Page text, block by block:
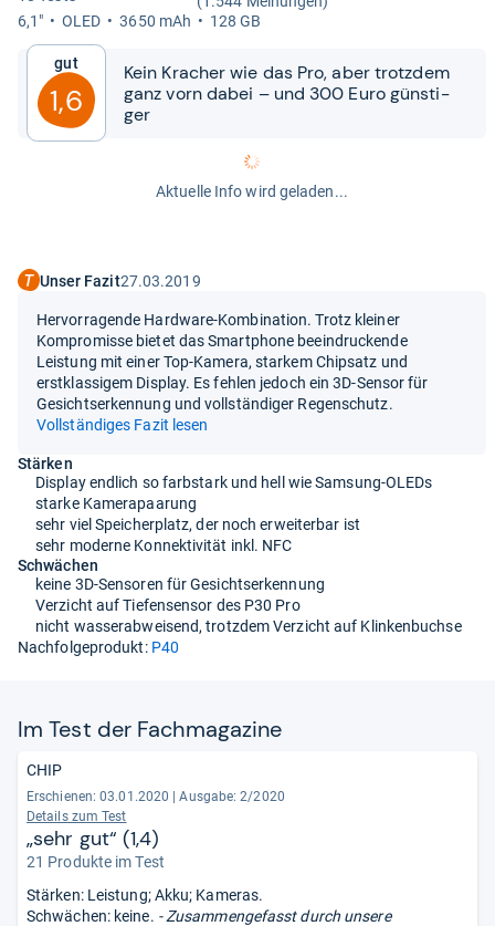
6,1"
OLED 3650 mAh 128 GB
Gut
1,6
Kein Kra­cher wie das Pro, aber trotz­dem
ganz vorn dabei – und 300 Euro güns­ti­
ger
Aktuelle Info wird geladen...
Unser Fazit27.03.2019
Hervorragende Hardware-Kombination. Trotz kleiner
Kompromisse bietet das Smartphone beeindruckende
Leistung mit einer Top-Kamera, starkem Chipsatz und
erstklassigem Display. Es fehlen jedoch ein 3D-Sensor für
Gesichtserkennung und vollständiger Regenschutz.
Vollständiges Fazit lesen
Stärken
Display endlich so farbstark und hell wie Samsung-OLEDs
starke Kamerapaarung
sehr viel Speicherplatz, der noch erweiterbar ist
sehr moderne Konnektivität inkl. NFC
Schwächen
keine 3D-Sensoren für Gesichtserkennung
Verzicht auf Tiefensensor des P30 Pro
nicht wasserabweisend, trotzdem Verzicht auf Klinkenbuchse
Nachfolgeprodukt: P40
Im Test der Fach­ma­ga­zine
CHIP
Erschienen: 03.01.2020 | Ausgabe: 2/2020
Details zum Test
„sehr gut“ (1,4)
21 Produkte im Test
Stärken: Leistung; Akku; Kameras.
Schwächen: keine. - Zusammengefasst durch unsere